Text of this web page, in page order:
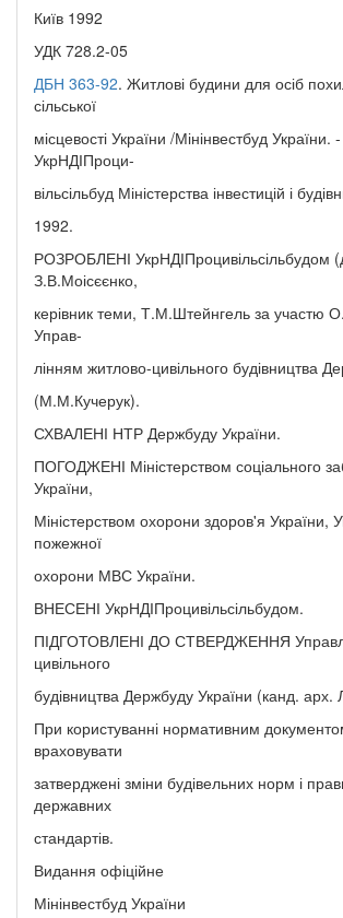
Київ 1992
УДК 728.2-05
ДБН 363-92. Житлові будини для осіб
сільської
місцевості України /Мінінвестбуд України.
УкрНДІПроци-
вільсільбуд Міністерства інвестицій і
1992.
РОЗРОБЛЕНІ УкрНДІПроцивільсільбудом
З.В.Моісєєнко,
керівник теми, Т.М.Штейнгель за участю
Управ-
лінням житлово-цивільного будівництва
(М.М.Кучерук).
СХВАЛЕНІ НТР Держбуду України.
ПОГОДЖЕНІ Міністерством соціального
України,
Міністерством охорони здоров'я України,
пожежної
охорони МВС України.
ВНЕСЕНІ УкрНДІПроцивільсільбудом.
ПІДГОТОВЛЕНІ ДО СТВЕРДЖЕННЯ
цивільного
будівництва Держбуду України (канд.
При користуванні нормативним
враховувати
затверджені зміни будівельних норм і
державних
стандартів.
Видання офіційне
Мінінвестбуд України